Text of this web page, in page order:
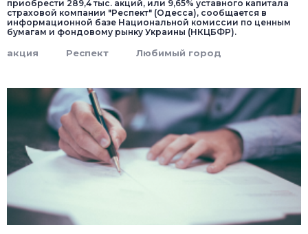
приобрести 289,4 тыс. акций, или 9,65% уставного капитала
страховой компании "Респект" (Одесса), сообщается в
информационной базе Национальной комиссии по ценным
бумагам и фондовому рынку Украины (НКЦБФР).
акция Респект Любимый город